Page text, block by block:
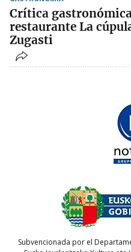
Crítica
restaurante La
Zugasti
Subvencionada por el